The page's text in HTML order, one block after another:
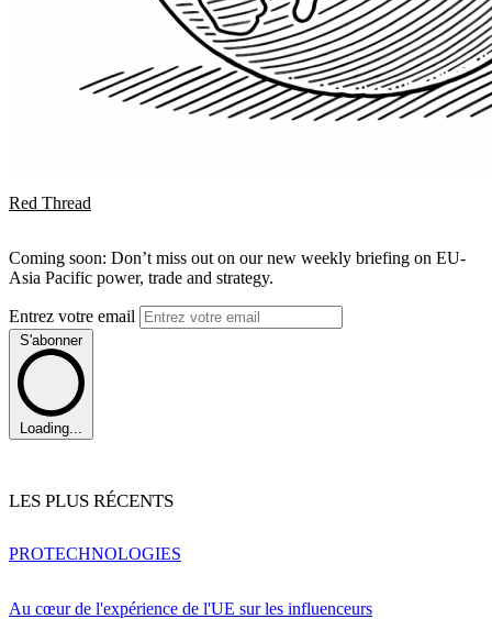
Red Thread
Coming soon: Don’t miss out on our new weekly briefing on EU-
Asia Pacific power, trade and strategy.
Entrez votre email
S'abonner
Loading...
LES PLUS RÉCENTS
Au cœur de l'expérience de l'UE sur les influenceurs
PROTECHNOLOGIES